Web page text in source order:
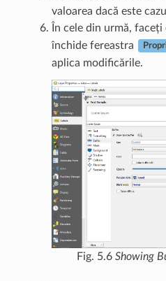
valoarea dacă este
În cele din urmă, faceți
închide fereastra
aplica modificările.
Fig. 5.6 Showing